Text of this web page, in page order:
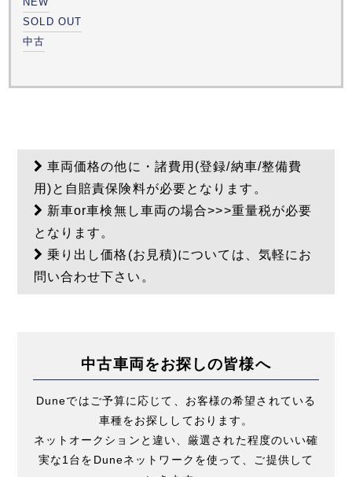
SOLD OUT
中古
車両価格の他に・諸費用(登録/納車/整備費
用)と自賠責保険料が必要となります。
新車or車検無し車両の場合>>>重量税が必要
となります。
乗り出し価格(お見積)については、気軽にお
問い合わせ下さい。
中古車両をお探しの皆様へ
Duneではご予算に応じて、お客様の希望されている
車種をお探ししております。
ネットオークションと違い、厳選された程度のいい確
実な1台をDuneネットワークを使って、ご提供して